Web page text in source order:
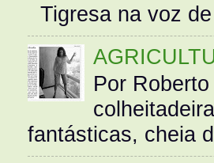
Tigresa na voz
Por
fantásticas, cheia